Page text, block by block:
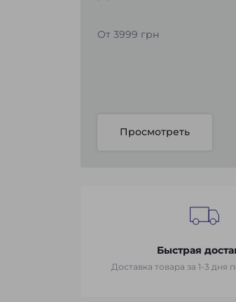
От 3999 грн
Просмотреть
Быстрая
Доставка товара за 1-3 дня